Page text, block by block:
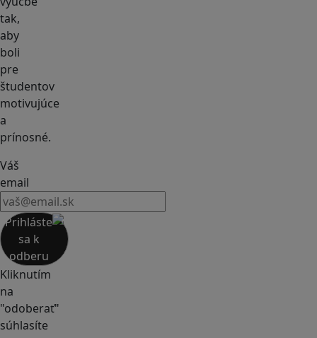
tak,
aby
boli
pre
študentov
motivujúce
a
prínosné.
Váš
email
Prihláste
sa k
odberu
Kliknutím
na
"odoberať"
súhlasíte